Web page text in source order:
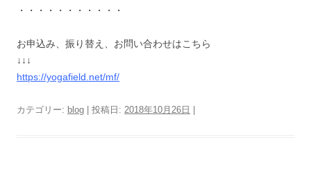
・・・・・・・・・・・
お申込み、振り替え、お問い合わせはこちら
↓↓↓
https://yogafield.net/mf/
カテゴリー: blog | 投稿日: 2018年10月26日